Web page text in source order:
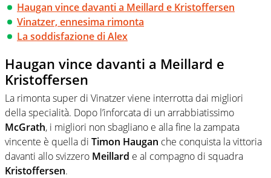
Haugan vince davanti a Meillard e Kristoffersen
Vinatzer, ennesima rimonta
La soddisfazione di Alex
Haugan vince davanti a Meillard e
Kristoffersen
La rimonta super di Vinatzer viene interrotta dai migliori
della specialità. Dopo l’inforcata di un arrabbiatissimo
McGrath, i migliori non sbagliano e alla fine la zampata
vincente è quella di Timon Haugan che conquista la vittoria
davanti allo svizzero Meillard e al compagno di squadra
Kristoffersen.